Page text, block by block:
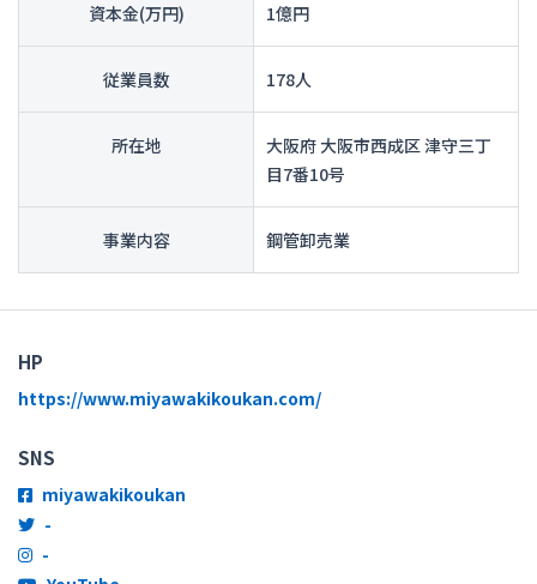
資本金(万円) 1億円
従業員数 178人
所在地
大阪府 大阪市西成区 津守三丁
目7番10号
事業内容 鋼管卸売業
HP
https://www.miyawakikoukan.com/
SNS
miyawakikoukan
-
-